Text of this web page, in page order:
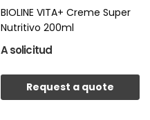
BIOLINE VITA+ Creme Super
Nutritivo 200ml
A solicitud
Request a quote